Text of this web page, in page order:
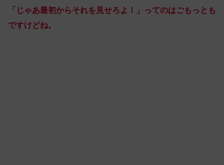
「 じゃあ最初からそれを見せろよ！
」ってのはごもっとも
ですけどね。